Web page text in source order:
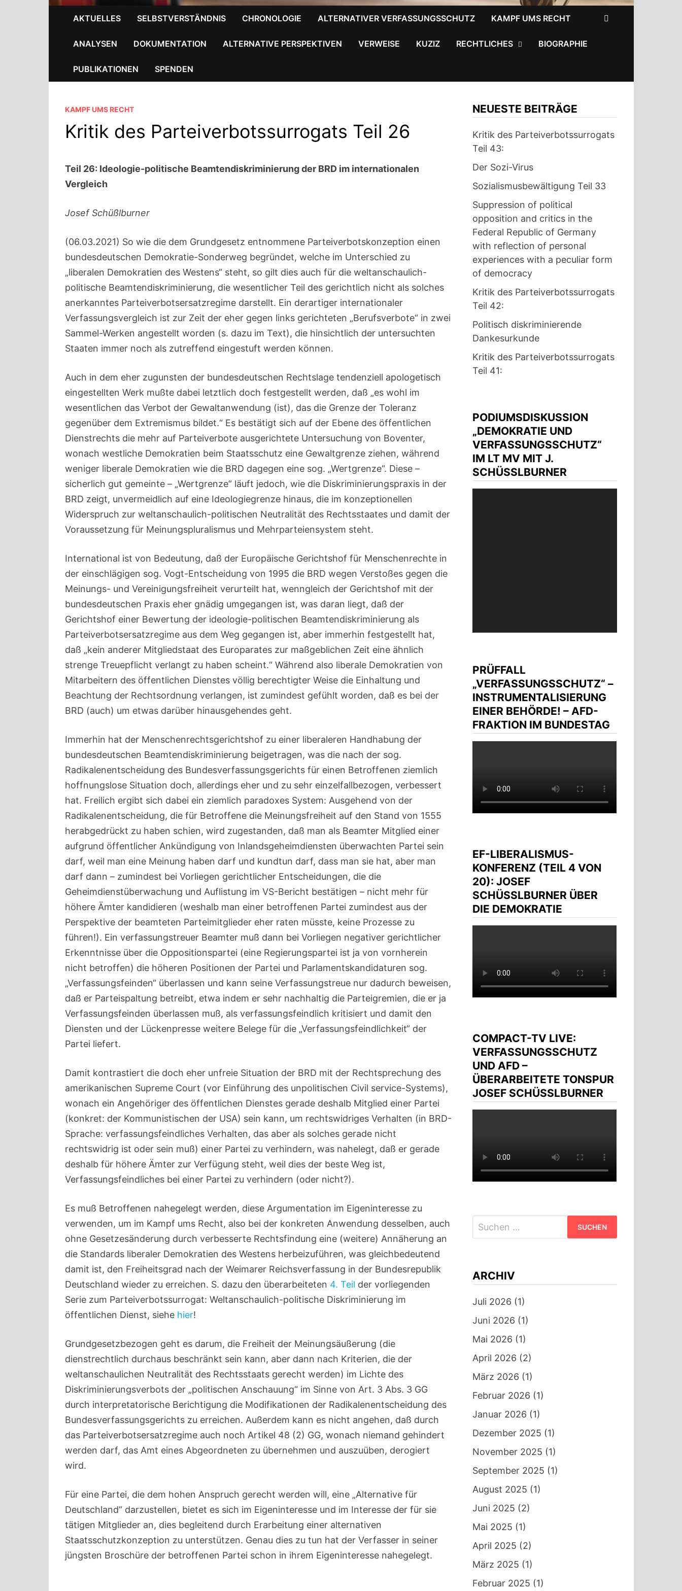
AKTUELLES SELBSTVERSTÄNDNIS CHRONOLOGIE ALTERNATIVER VERFASSUNGSSCHUTZ KAMPF UMS RECHT
ANALYSEN DOKUMENTATION ALTERNATIVE PERSPEKTIVEN VERWEISE KUZIZ RECHTLICHES BIOGRAPHIE
PUBLIKATIONEN SPENDEN
KAMPF UMS RECHT
Kritik des Parteiverbotssurrogats Teil 26
Teil 26: Ideologie-politische Beamtendiskriminierung der BRD im internationalen
Vergleich
Josef Schüßlburner
(06.03.2021) So wie die dem Grundgesetz entnommene Parteiverbotskonzeption einen
bundesdeutschen Demokratie-Sonderweg begründet, welche im Unterschied zu
„liberalen Demokratien des Westens“ steht, so gilt dies auch für die weltanschaulich-
politische Beamtendiskriminierung, die wesentlicher Teil des gerichtlich nicht als solches
anerkanntes Parteiverbotsersatzregime darstellt. Ein derartiger internationaler
Verfassungsvergleich ist zur Zeit der eher gegen links gerichteten „Berufsverbote“ in zwei
Sammel-Werken angestellt worden (s. dazu im Text), die hinsichtlich der untersuchten
Staaten immer noch als zutreffend eingestuft werden können.
Auch in dem eher zugunsten der bundesdeutschen Rechtslage tendenziell apologetisch
eingestellten Werk mußte dabei letztlich doch festgestellt werden, daß „es wohl im
wesentlichen das Verbot der Gewaltanwendung (ist), das die Grenze der Toleranz
gegenüber dem Extremismus bildet.“ Es bestätigt sich auf der Ebene des öffentlichen
Dienstrechts die mehr auf Parteiverbote ausgerichtete Untersuchung von Boventer,
wonach westliche Demokratien beim Staatsschutz eine Gewaltgrenze ziehen, während
weniger liberale Demokratien wie die BRD dagegen eine sog. „Wertgrenze“. Diese –
sicherlich gut gemeinte – „Wertgrenze“ läuft jedoch, wie die Diskriminierungspraxis in der
BRD zeigt, unvermeidlich auf eine Ideologiegrenze hinaus, die im konzeptionellen
Widerspruch zur weltanschaulich-politischen Neutralität des Rechtsstaates und damit der
Voraussetzung für Meinungspluralismus und Mehrparteiensystem steht.
International ist von Bedeutung, daß der Europäische Gerichtshof für Menschenrechte in
der einschlägigen sog. Vogt-Entscheidung von 1995 die BRD wegen Verstoßes gegen die
Meinungs- und Vereinigungsfreiheit verurteilt hat, wenngleich der Gerichtshof mit der
bundesdeutschen Praxis eher gnädig umgegangen ist, was daran liegt, daß der
Gerichtshof einer Bewertung der ideologie-politischen Beamtendiskriminierung als
Parteiverbotsersatzregime aus dem Weg gegangen ist, aber immerhin festgestellt hat,
daß „kein anderer Mitgliedstaat des Europarates zur maßgeblichen Zeit eine ähnlich
strenge Treuepflicht verlangt zu haben scheint.“ Während also liberale Demokratien von
Mitarbeitern des öffentlichen Dienstes völlig berechtigter Weise die Einhaltung und
Beachtung der Rechtsordnung verlangen, ist zumindest gefühlt worden, daß es bei der
BRD (auch) um etwas darüber hinausgehendes geht.
Immerhin hat der Menschenrechtsgerichtshof zu einer liberaleren Handhabung der
bundesdeutschen Beamtendiskriminierung beigetragen, was die nach der sog.
Radikalenentscheidung des Bundesverfassungsgerichts für einen Betroffenen ziemlich
hoffnungslose Situation doch, allerdings eher und zu sehr einzelfallbezogen, verbessert
hat. Freilich ergibt sich dabei ein ziemlich paradoxes System: Ausgehend von der
Radikalenentscheidung, die für Betroffene die Meinungsfreiheit auf den Stand von 1555
herabgedrückt zu haben schien, wird zugestanden, daß man als Beamter Mitglied einer
aufgrund öffentlicher Ankündigung von Inlandsgeheimdiensten überwachten Partei sein
darf, weil man eine Meinung haben darf und kundtun darf, dass man sie hat, aber man
darf dann – zumindest bei Vorliegen gerichtlicher Entscheidungen, die die
Geheimdienstüberwachung und Auflistung im VS-Bericht bestätigen – nicht mehr für
höhere Ämter kandidieren (weshalb man einer betroffenen Partei zumindest aus der
Perspektive der beamteten Parteimitglieder eher raten müsste, keine Prozesse zu
führen!). Ein verfassungstreuer Beamter muß dann bei Vorliegen negativer gerichtlicher
Erkenntnisse über die Oppositionspartei (eine Regierungspartei ist ja von vornherein
nicht betroffen) die höheren Positionen der Partei und Parlamentskandidaturen sog.
„Verfassungsfeinden“ überlassen und kann seine Verfassungstreue nur dadurch beweisen,
daß er Parteispaltung betreibt, etwa indem er sehr nachhaltig die Parteigremien, die er ja
Verfassungsfeinden überlassen muß, als verfassungsfeindlich kritisiert und damit den
Diensten und der Lückenpresse weitere Belege für die „Verfassungsfeindlichkeit“ der
Partei liefert.
Damit kontrastiert die doch eher unfreie Situation der BRD mit der Rechtsprechung des
amerikanischen Supreme Court (vor Einführung des unpolitischen Civil service-Systems),
wonach ein Angehöriger des öffentlichen Dienstes gerade deshalb Mitglied einer Partei
(konkret: der Kommunistischen der USA) sein kann, um rechtswidriges Verhalten (in BRD-
Sprache: verfassungsfeindliches Verhalten, das aber als solches gerade nicht
rechtswidrig ist oder sein muß) einer Partei zu verhindern, was nahelegt, daß er gerade
deshalb für höhere Ämter zur Verfügung steht, weil dies der beste Weg ist,
Verfassungsfeindliches bei einer Partei zu verhindern (oder nicht?).
Es muß Betroffenen nahegelegt werden, diese Argumentation im Eigeninteresse zu
verwenden, um im Kampf ums Recht, also bei der konkreten Anwendung desselben, auch
ohne Gesetzesänderung durch verbesserte Rechtsfindung eine (weitere) Annäherung an
die Standards liberaler Demokratien des Westens herbeizuführen, was gleichbedeutend
damit ist, den Freiheitsgrad nach der Weimarer Reichsverfassung in der Bundesrepublik
Deutschland wieder zu erreichen. S. dazu den überarbeiteten 4. Teil der vorliegenden
Serie zum Parteiverbotssurrogat: Weltanschaulich-politische Diskriminierung im
öffentlichen Dienst, siehe hier!
Grundgesetzbezogen geht es darum, die Freiheit der Meinungsäußerung (die
dienstrechtlich durchaus beschränkt sein kann, aber dann nach Kriterien, die der
weltanschaulichen Neutralität des Rechtsstaats gerecht werden) im Lichte des
Diskriminierungsverbots der „politischen Anschauung“ im Sinne von Art. 3 Abs. 3 GG
durch interpretatorische Berichtigung die Modifikationen der Radikalenentscheidung des
Bundesverfassungsgerichts zu erreichen. Außerdem kann es nicht angehen, daß durch
das Parteiverbotsersatzregime auch noch Artikel 48 (2) GG, wonach niemand gehindert
werden darf, das Amt eines Abgeordneten zu übernehmen und auszuüben, derogiert
wird.
Für eine Partei, die dem hohen Anspruch gerecht werden will, eine „Alternative für
Deutschland“ darzustellen, bietet es sich im Eigeninteresse und im Interesse der für sie
tätigen Mitglieder an, dies begleitend durch Erarbeitung einer alternativen
Staatsschutzkonzeption zu unterstützen. Genau dies zu tun hat der Verfasser in seiner
jüngsten Broschüre der betroffenen Partei schon in ihrem Eigeninteresse nahegelegt.
NEUESTE BEITRÄGE
Kritik des Parteiverbotssurrogats
Teil 43:
Der Sozi-Virus
Sozialismusbewältigung Teil 33
Suppression of political
opposition and critics in the
Federal Republic of Germany
with reflection of personal
experiences with a peculiar form
of democracy
Kritik des Parteiverbotssurrogats
Teil 42:
Politisch diskriminierende
Dankesurkunde
Kritik des Parteiverbotssurrogats
Teil 41:
PODIUMSDISKUSSION
„DEMOKRATIE UND
VERFASSUNGSSCHUTZ“
IM LT MV MIT J.
SCHÜSSLBURNER
PRÜFFALL
„VERFASSUNGSSCHUTZ“ –
INSTRUMENTALISIERUNG
EINER BEHÖRDE! – AFD-
FRAKTION IM BUNDESTAG
EF-LIBERALISMUS-
KONFERENZ (TEIL 4 VON
20): JOSEF
SCHÜSSLBURNER ÜBER D
IE DEMOKRATIE
COMPACT-TV LIVE:
VERFASSUNGSSCHUTZ
UND AFD –
ÜBERARBEITETE TONSPUR
JOSEF SCHÜSSLBURNER
Suchen
nach:
ARCHIV
Juli 2026 (1)
Juni 2026 (1)
Mai 2026 (1)
April 2026 (2)
März 2026 (1)
Februar 2026 (1)
Januar 2026 (1)
Dezember 2025 (1)
November 2025 (1)
September 2025 (1)
August 2025 (1)
Juni 2025 (2)
Mai 2025 (1)
April 2025 (2)
März 2025 (1)
Februar 2025 (1)